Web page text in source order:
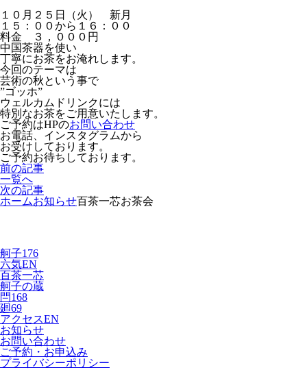
１０月２５日（火） 新月
１５：００から１６：００
料金 ３，０００円
中国茶器を使い
丁寧にお茶をお淹れします。
今回のテーマは
芸術の秋という事で
”ゴッホ”
ウェルカムドリンクには
特別なお茶をご用意いたします。
ご予約はHPのお問い合わせ
お電話、インスタグラムから
お受けしております。
ご予約お待ちしております。
前の記事
一覧へ
次の記事
ホームお知らせ百茶一芯お茶会
舸子176
六気EN
百茶一芯
舸子の蔵
閂168
廻69
アクセスEN
お知らせ
お問い合わせ
ご予約・お申込み
プライバシーポリシー